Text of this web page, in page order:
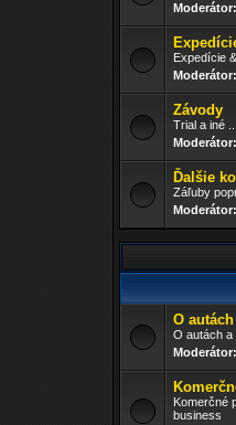
Moderátor:
Expedície
Moderátor:
Závody
Trial a iné ...
Moderátor:
Ďalšie
Záľuby
Moderátor:
O
O autách a
Moderátor:
Komerčné
business